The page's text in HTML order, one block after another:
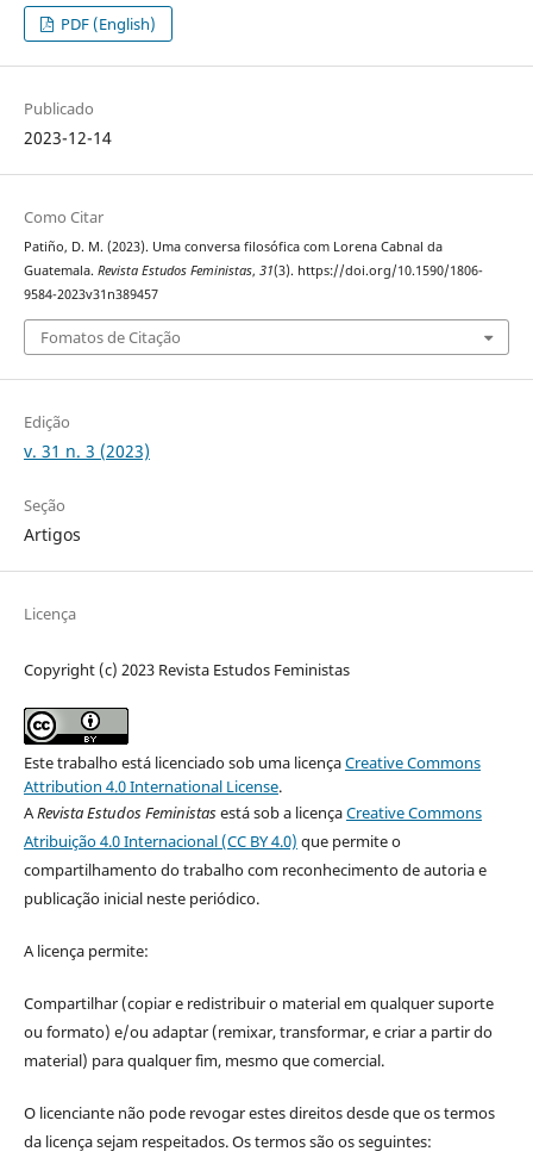
PDF (English)
Publicado
2023-12-14
Como Citar
Patiño, D. M. (2023). Uma conversa filosófica com Lorena Cabnal da
Guatemala. Revista Estudos Feministas, 31(3). https://doi.org/10.1590/1806-
9584-2023v31n389457
Fomatos de Citação
Edição
v. 31 n. 3 (2023)
Seção
Artigos
Licença
Copyright (c) 2023 Revista Estudos Feministas
Este trabalho está licenciado sob uma licençaCreative Commons
Attribution 4.0 International License.
ARevista Estudos Feministasestá sob a licençaCreative Commons
Atribuição 4.0 Internacional (CC BY 4.0) que permite o
compartilhamento do trabalho com reconhecimento de autoria e
publicação inicial neste periódico.
A licença permite:
Compartilhar (copiar e redistribuir o material em qualquer suporte
ou formato) e/ou adaptar (remixar, transformar, e criar a partir do
material) para qualquer fim, mesmo que comercial.
O licenciante não pode revogar estes direitos desde que os termos
da licença sejam respeitados. Os termos são os seguintes: